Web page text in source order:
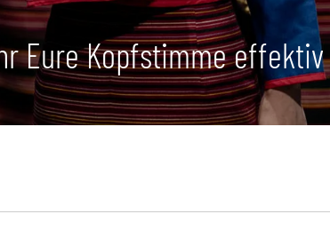
Eure Kopfstimme effektiv